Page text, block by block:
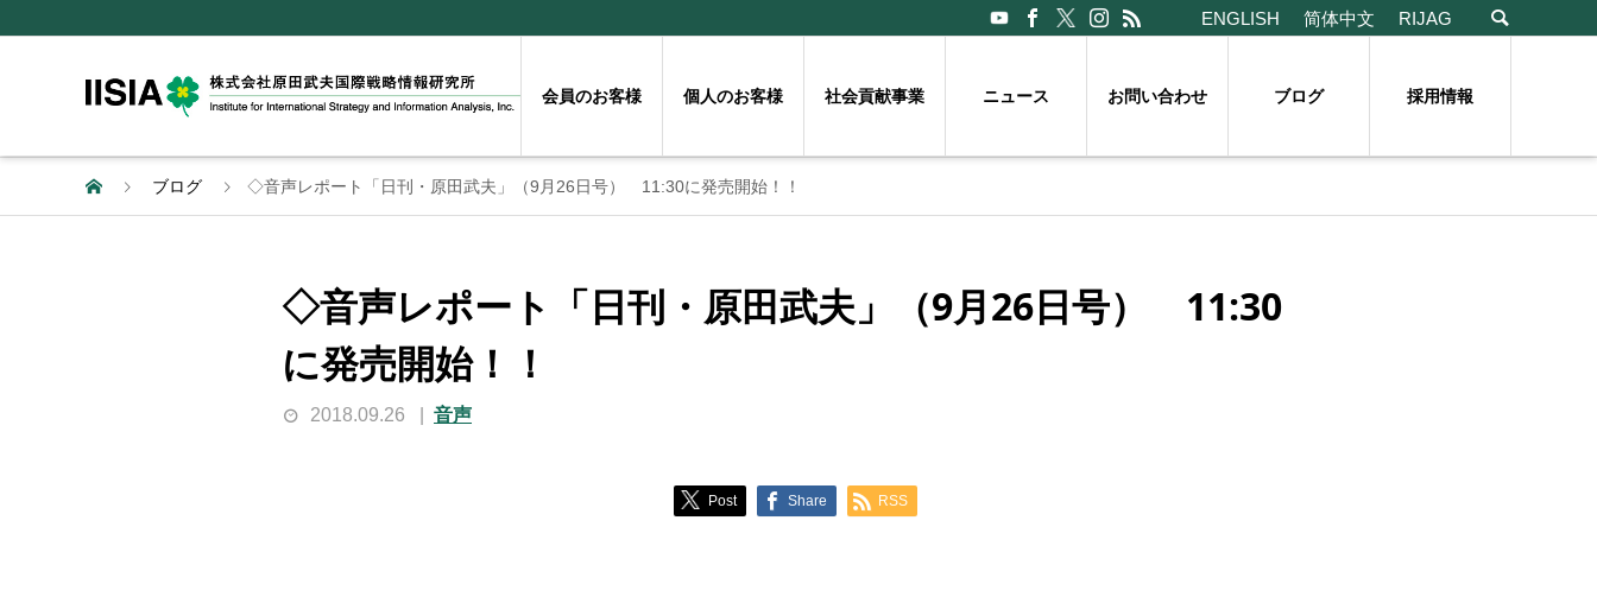
ENGLISH 简体中文 RIJAG
会員のお客様 個人のお客様 社会貢献事業 ニュース お問い合わせ ブログ 採用情報
ブログ ◇音声レポート「日刊・原田武夫」（9月26日号） 11:30に発売開始！！
◇音声レポート「日刊・原田武夫」（9月26日号） 11:30
に発売開始！！
2018.09.26 音声
Post Share RSS